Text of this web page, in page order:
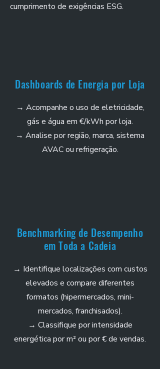
cumprimento de exigências ESG.
Dashboards de Energia por Loja
→ Acompanhe o uso de eletricidade,
gás e água em €/kWh por loja.
→ Analise por região, marca, sistema
AVAC ou refrigeração.
Benchmarking de Desempenho
em Toda a Cadeia
→ Identifique localizações com custos
elevados e compare diferentes
formatos (hipermercados, mini-
mercados, franchisados).
→ Classifique por intensidade
energética por m² ou por € de vendas.